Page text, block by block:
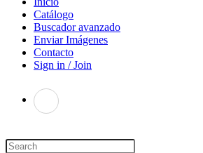
Catálogo
Buscador avanzado
Enviar Imágenes
Contacto
Sign in / Join